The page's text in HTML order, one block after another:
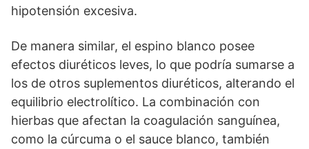
hipotensión excesiva.
De manera similar, el espino blanco posee
efectos diuréticos leves, lo que podría sumarse a
los de otros suplementos diuréticos, alterando el
equilibrio electrolítico. La combinación con
hierbas que afectan la coagulación sanguínea,
como la cúrcuma o el sauce blanco, también